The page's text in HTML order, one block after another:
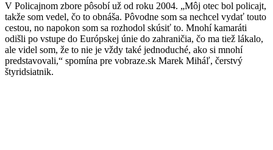
V Policajnom zbore pôsobí už od roku 2004. „Môj otec bol policajt,
takže som vedel, čo to obnáša. Pôvodne som sa nechcel vydať touto
cestou, no napokon som sa rozhodol skúsiť to. Mnohí kamaráti
odišli po vstupe do Európskej únie do zahraničia, čo ma tiež lákalo,
ale videl som, že to nie je vždy také jednoduché, ako si mnohí
predstavovali,“ spomína pre vobraze.sk Marek Miháľ, čerstvý
štyridsiatnik.